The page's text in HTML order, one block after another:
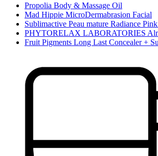
Propolia Body & Massage Oil
Mad Hippie MicroDermabrasion Facial
Sublimactive Peau mature Radiance
PHYTORELAX LABORATORIES
Fruit Pigments Long Last Concealer +